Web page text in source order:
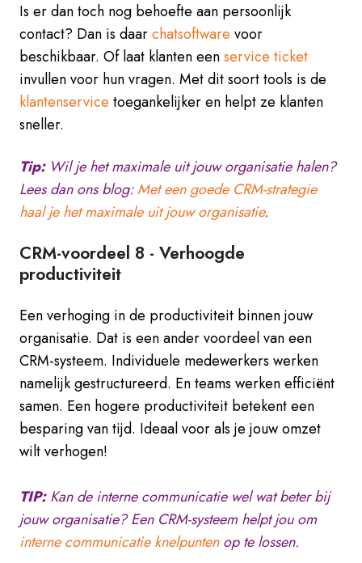
Is er dan toch nog behoefte aan persoonlijk
contact? Dan is daarchatsoftware voor
beschikbaar. Of laat klanten eenservice ticket
invullen voor hun vragen. Met dit soort tools is de
klantenservice toegankelijker en helpt ze klanten
sneller.
Tip:Wil je het maximale uit jouw organisatie halen?
Lees dan ons blog:Met een goede CRM-strategie
haal je het maximale uit jouw organisatie.
CRM-voordeel 8 - Verhoogde
productiviteit
Een verhoging in de productiviteit binnen jouw
organisatie. Dat is een ander voordeel van een
CRM-systeem. Individuele medewerkers werken
namelijk gestructureerd. En teams werken efficiënt
samen. Een hogere productiviteit betekent een
besparing van tijd. Ideaal voor als je jouw omzet
wilt verhogen!
TIP:Kan de interne communicatie wel wat beter bij
jouw organisatie? Een CRM-systeem helpt jou om
interne communicatie knelpuntenop te lossen.